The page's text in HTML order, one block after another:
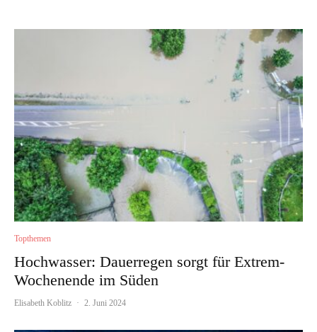
Topthemen
Hochwasser: Dauerregen sorgt für Extrem-
Wochenende im Süden
Elisabeth Koblitz · 2. Juni 2024